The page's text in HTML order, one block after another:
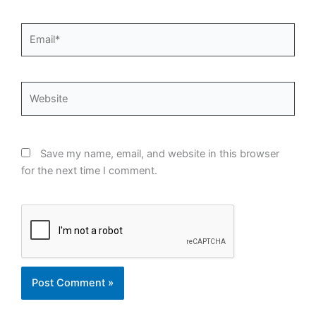
Save my name, email, and website in this browser
for the next time I comment.